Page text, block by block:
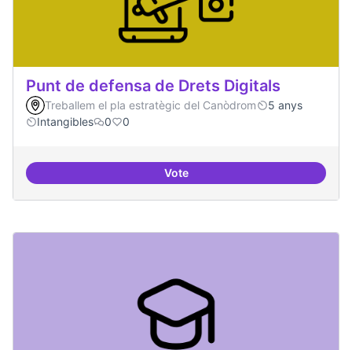
Punt de defensa de Drets Digitals
Treballem el pla estratègic del Canòdrom
5 anys
Intangibles
0 0
VotePunt de defensa de Drets Digitals